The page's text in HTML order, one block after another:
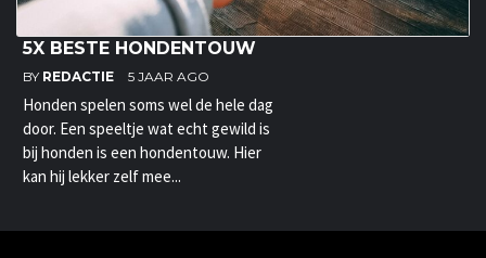
5X BESTE HONDENTOUW
BY REDACTIE 5 JAAR AGO
Honden spelen soms wel de hele dag
door. Een speeltje wat echt gewild is
bij honden is een hondentouw. Hier
kan hij lekker zelf mee...